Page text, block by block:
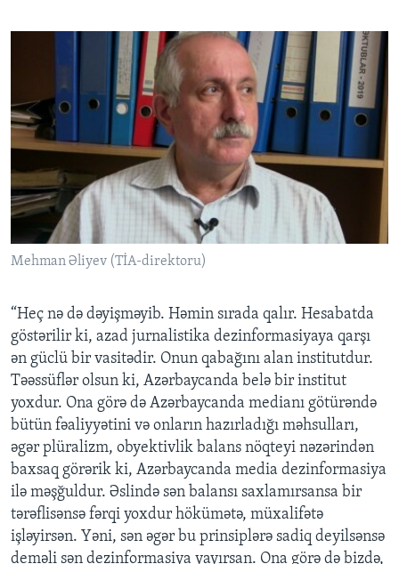
Mehman Əliyev (TİA-direktoru)
“Heç nə də dəyişməyib. Həmin sırada qalır. Hesabatda
göstərilir ki, azad jurnalistika dezinformasiyaya qarşı
ən güclü bir vasitədir. Onun qabağını alan institutdur.
Təəssüflər olsun ki, Azərbaycanda belə bir institut
yoxdur. Ona görə də Azərbaycanda medianı götürəndə
bütün fəaliyyətini və onların hazırladığı məhsulları,
əgər plüralizm, obyektivlik balans nöqteyi nəzərindən
baxsaq görərik ki, Azərbaycanda media dezinformasiya
ilə məşğuldur. Əslində sən balansı saxlamırsansa bir
tərəflisənsə fərqi yoxdur hökümətə, müxalifətə
işləyirsən. Yəni, sən əgər bu prinsiplərə sadiq deyilsənsə
deməli sən dezinformasiya yayırsan. Ona görə də bizdə,